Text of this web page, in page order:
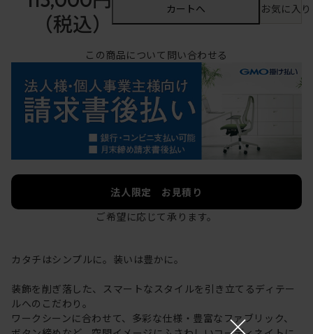
（税込）
カートへ お気に入
この商品について問い合わせる
法人限定 お見積り
ご希望に応じて承ります。
カタチはシンプルに。装いは豊かに。
装飾を削ぎ落した、スマートなスタイルを引き立てるディテー
ルへのこだわり。
ワークシーンに合わせて、多彩な仕様・豊富なファブリック、
×